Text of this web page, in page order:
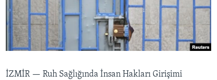
HAYATTAN
SANAT
BIZI TAKIP EDIN
Diller
İZMİR — Ruh Sağlığında İnsan Hakları Girişimi